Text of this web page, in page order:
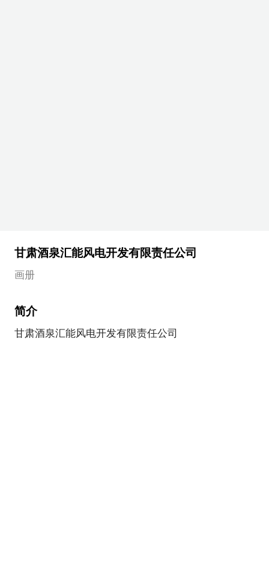
甘肃酒泉汇能风电开发有限责任公司
画册
简介
甘肃酒泉汇能风电开发有限责任公司